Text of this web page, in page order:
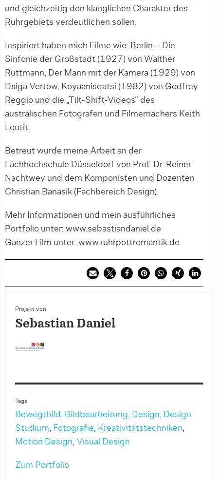
und gleichzeitig den klanglichen Charakter des
Ruhrgebiets verdeutlichen sollen.
Inspiriert haben mich Filme wie: Berlin – Die
Sinfonie der Großstadt (1927) von Walther
Ruttmann, Der Mann mit der Kamera (1929) von
Dsiga Vertow, Koyaanisqatsi (1982) von Godfrey
Reggio und die „Tilt-Shift-Videos“ des
australischen Fotografen und Filmemachers Keith
Loutit.
Betreut wurde meine Arbeit an der
Fachhochschule Düsseldorf von Prof. Dr. Reiner
Nachtwey und dem Komponisten und Dozenten
Christian Banasik (Fachbereich Design).
Mehr Informationen und mein ausführliches
Portfolio unter: www.sebastiandaniel.de
Ganzer Film unter: www.ruhrpottromantik.de
Projekt von
Sebastian Daniel
Tags
Bewegtbild, Bildbearbeitung, Design, Design
Studium, Fotografie, Kreativitätstechniken,
Motion Design, Visual Design
Zum Portfolio